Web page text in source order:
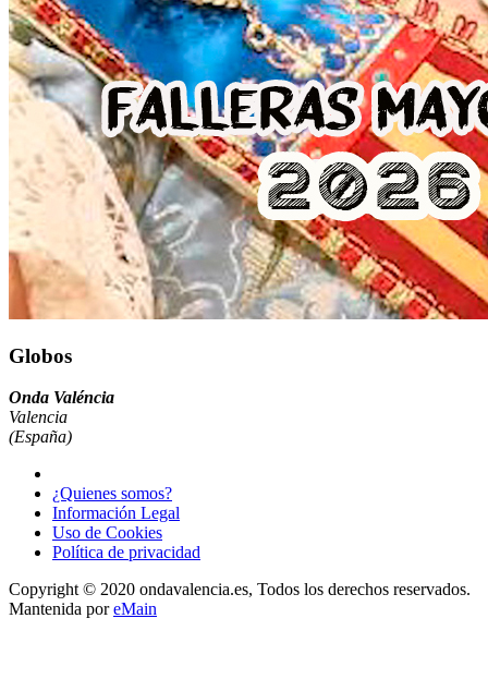
Globos
Onda Valéncia
Valencia
(España)
¿Quienes somos?
Información Legal
Uso de Cookies
Política de privacidad
Copyright © 2020 ondavalencia.es, Todos los derechos reservados.
Mantenida poreMain